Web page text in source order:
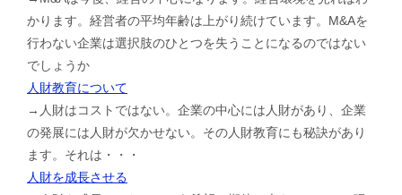
かります。経営者の平均年齢は上がり続けています。M&Aを
行わない企業は選択肢のひとつを失うことになるのではない
でしょうか
人財教育について
→人財はコストではない。企業の中心には人財があり、企業
の発展には人財が欠かせない。その人財教育にも秘訣があり
ます。それは・・・
人財を成長させる